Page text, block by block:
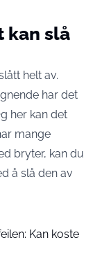
kan slå
helt av.
har det
her kan det
mange
bryter, kan du
å slå den av
Kan koste